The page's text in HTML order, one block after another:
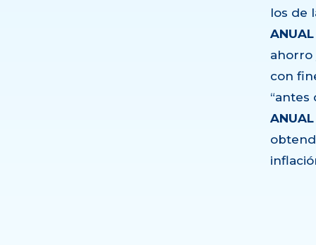
los de
ahorro
con
“antes